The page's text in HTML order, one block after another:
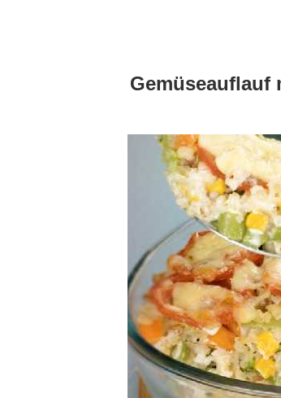
Gemüseauflauf